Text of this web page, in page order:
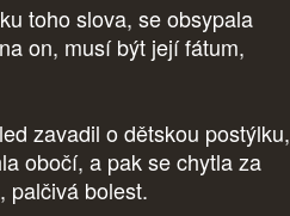
toho slova, se obsypala
on, musí být její fátum,
zavadil o dětskou postýlku,
obočí, a pak se chytla za
palčivá bolest.